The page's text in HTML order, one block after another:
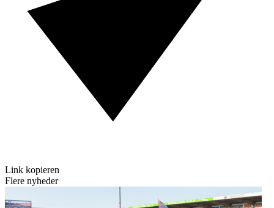
Link kopieren
Flere nyheder